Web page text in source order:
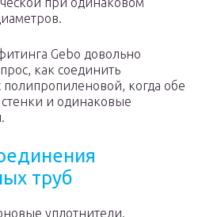
Gebo довольно
как соединить
полипропиленовой, когда обе
и одинаковые
труб
уплотнители.